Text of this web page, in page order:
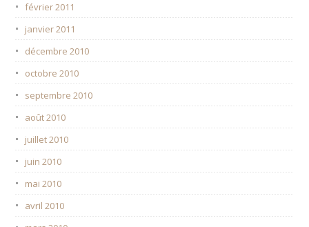
février 2011
janvier 2011
décembre 2010
octobre 2010
septembre 2010
août 2010
juillet 2010
juin 2010
mai 2010
avril 2010